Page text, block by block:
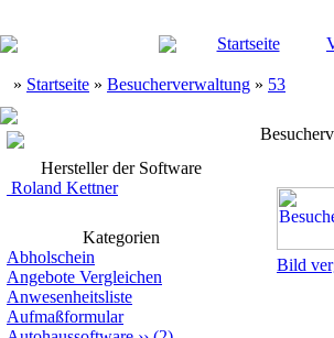
Startseite
» Startseite » Besucherverwaltung » 53
Hersteller der Software
Roland Kettner
Kategorien
Abholschein
Angebote Vergleichen
Anwesenheitsliste
Aufmaßformular
Bild